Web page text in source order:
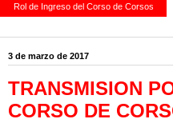
Rol de Ingreso del Corso de Corsos
3 de marzo de 2017
TRANSMISION
CORSO DE